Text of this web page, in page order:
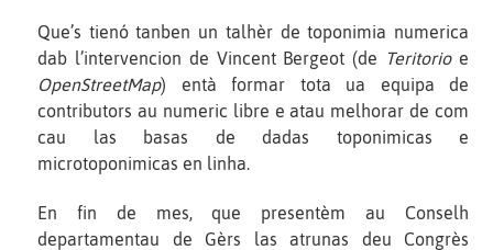
Que’s tienó tanben un talhèr de toponimia numerica
dab l’intervencion de Vincent Bergeot (de
Teritorioe
OpenStreetMap) entà formar tota ua equipa de
contributors au numeric libre e atau melhorar de com
cau las basas de dadas toponimicas e
microtoponimicas en linha.
En fin de mes, que presentèm au Conselh
departamentau de Gèrs las atrunas deu Congrès